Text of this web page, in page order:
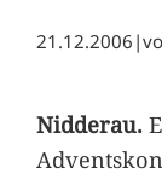
21.12.2006 |
Nidderau.